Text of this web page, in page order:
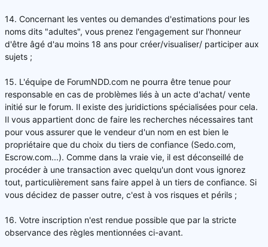
14. Concernant les ventes ou demandes d'estimations pour les
noms dits "adultes", vous prenez l'engagement sur l'honneur
d'être âgé d'au moins 18 ans pour créer/visualiser/ participer aux
sujets ;
15. L'équipe de ForumNDD.com ne pourra être tenue pour
responsable en cas de problèmes liés à un acte d'achat/ vente
initié sur le forum. Il existe des juridictions spécialisées pour cela.
Il vous appartient donc de faire les recherches nécessaires tant
pour vous assurer que le vendeur d'un nom en est bien le
propriétaire que du choix du tiers de confiance (Sedo.com,
Escrow.com...). Comme dans la vraie vie, il est déconseillé de
procéder à une transaction avec quelqu'un dont vous ignorez
tout, particulièrement sans faire appel à un tiers de confiance. Si
vous décidez de passer outre, c'est à vos risques et périls ;
16. Votre inscription n'est rendue possible que par la stricte
observance des règles mentionnées ci-avant.